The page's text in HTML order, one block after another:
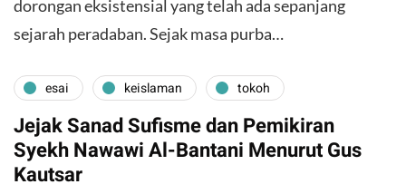
dorongan eksistensial yang telah ada sepanjang
sejarah peradaban. Sejak masa purba…
esai keislaman tokoh
Jejak Sanad Sufisme dan Pemikiran
Syekh Nawawi Al-Bantani Menurut Gus
Kautsar